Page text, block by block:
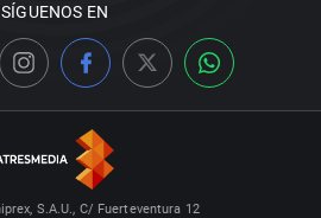
SÍGUENOS EN
S.A.U., C/ Fuerteventura 12